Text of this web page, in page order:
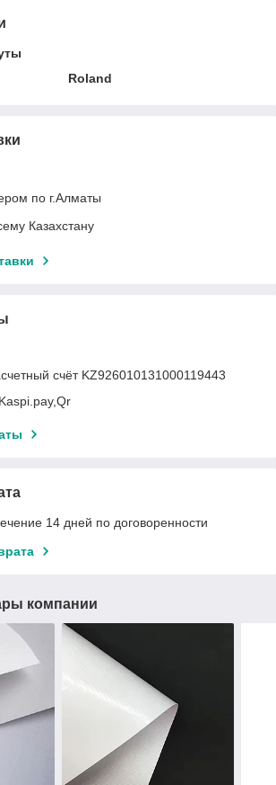
Roland
по г.Алматы
Казахстану
счёт KZ926010131000119443
14 дней по договоренности
компании